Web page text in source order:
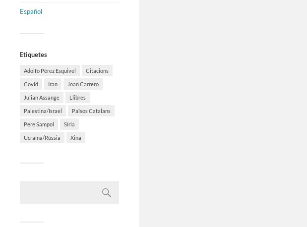
Español
Etiquetes
Adolfo Pérez Esquivel Citacions
Covid Iran Joan Carrero
Julian Assange Llibres
Palestina/Israel Països Catalans
Pere Sampol Síria
Ucraïna/Rússia Xina